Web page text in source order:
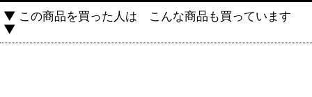
▼ この商品を買った人は こんな商品も買っています
▼